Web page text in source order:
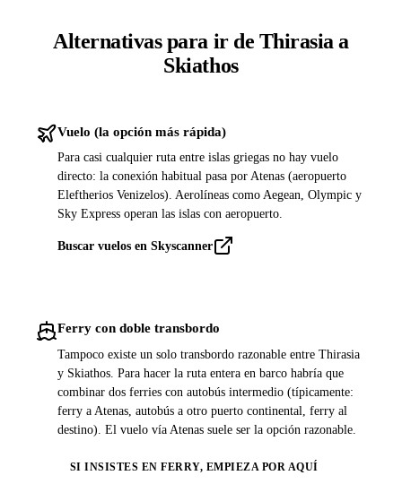
Alternativas para ir de Thirasia a
Skiathos
Vuelo (la opción más rápida)
Para casi cualquier ruta entre islas griegas no hay vuelo
directo: la conexión habitual pasa por Atenas (aeropuerto
Eleftherios Venizelos). Aerolíneas como Aegean, Olympic y
Sky Express operan las islas con aeropuerto.
Buscar vuelos en Skyscanner
Ferry con doble transbordo
Tampoco existe un solo transbordo razonable entre Thirasia
y Skiathos. Para hacer la ruta entera en barco habría que
combinar dos ferries con autobús intermedio (típicamente:
ferry a Atenas, autobús a otro puerto continental, ferry al
destino). El vuelo vía Atenas suele ser la opción razonable.
SI INSISTES EN FERRY, EMPIEZA POR AQUÍ